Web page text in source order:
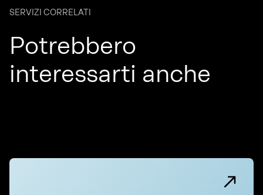
SERVIZI CORRELATI
Potrebbero
interessarti anche